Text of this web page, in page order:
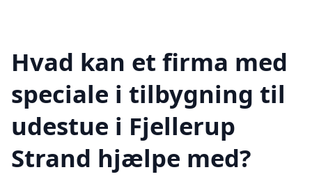
Hvad kan et firma med
speciale i tilbygning til
udestue i Fjellerup
Strand hjælpe med?